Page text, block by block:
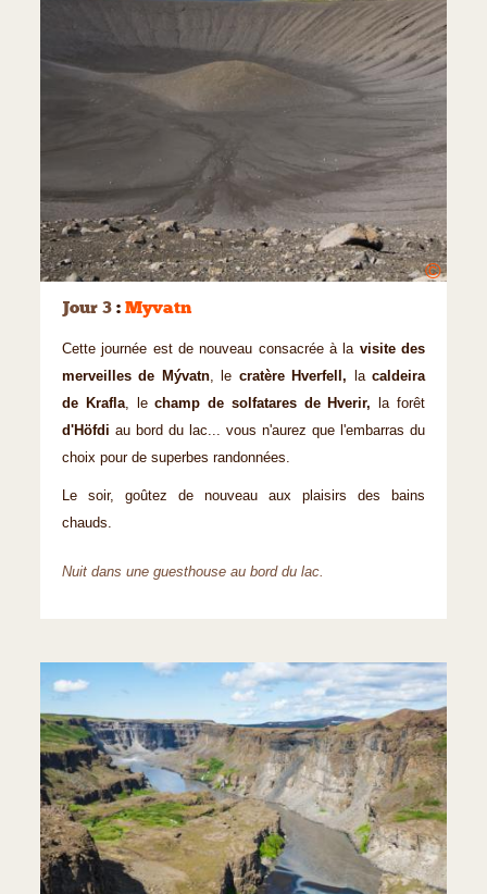
©
Jour 3 : Myvatn
Cette journée est de nouveau consacrée à la visite des
merveilles de Mývatn, le cratère Hverfell, lacaldeira
de Krafla, lechamp de solfatares de Hverir,
la forêt
d'Höfdi au bord du lac... vous n'aurez que l'embarras du
choix pour de superbes randonnées.
Le soir, goûtez de nouveau aux plaisirs des bains
chauds.
Nuit dans une guesthouse au bord du lac.